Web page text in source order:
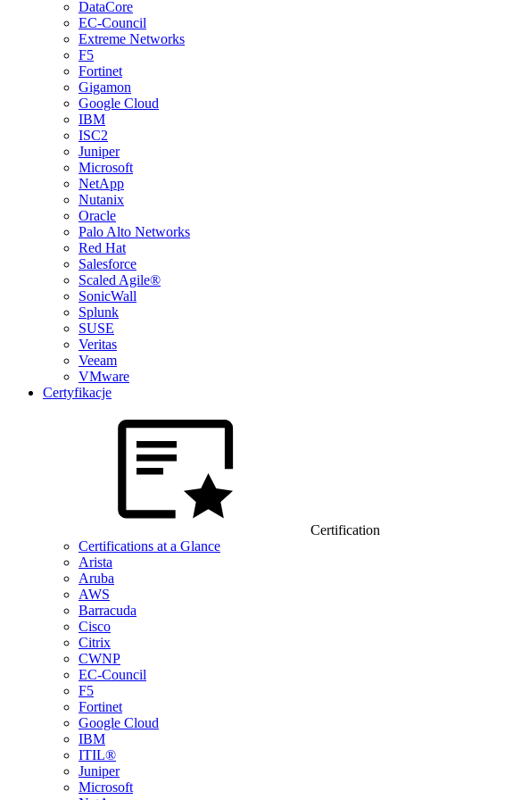
DataCore
EC-Council
Extreme Networks
F5
Fortinet
Gigamon
Google Cloud
IBM
ISC2
Juniper
Microsoft
NetApp
Nutanix
Oracle
Palo Alto Networks
Red Hat
Salesforce
Scaled Agile®
SonicWall
Splunk
SUSE
Veritas
Veeam
VMware
Certyfikacje
Certification
Certifications at a Glance
Arista
Aruba
AWS
Barracuda
Cisco
Citrix
CWNP
EC-Council
F5
Fortinet
Google Cloud
IBM
ITIL®
Juniper
Microsoft